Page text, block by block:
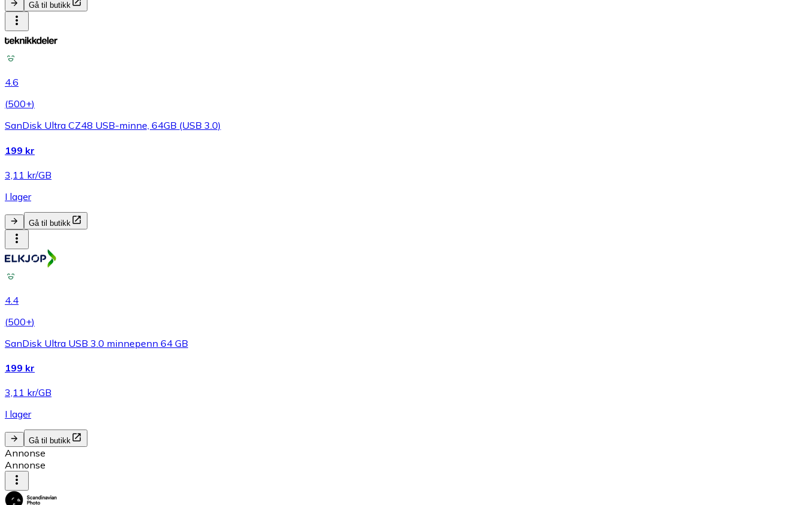
Gå til butikk
4.6
(500+)
SanDisk Ultra CZ48 USB-minne, 64GB (USB 3.0)
199 kr
3,11 kr/GB
I lager
Gå til butikk
4.4
(500+)
SanDisk Ultra USB 3.0 minnepenn 64 GB
199 kr
3,11 kr/GB
I lager
Gå til butikk
Annonse
Annonse